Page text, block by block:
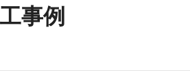
事例